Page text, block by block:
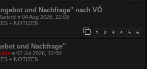
und Nachfrage" nach VÖ
« 04 Aug 2026, 22:08
+ NOTIZEN
1 2 3 4 5 6
und Nachfrage″
« 02 Jul 2026, 12:00
+ NOTIZEN